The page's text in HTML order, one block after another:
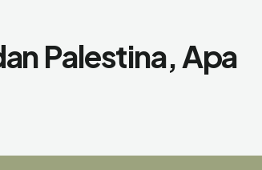
Palestina, Apa